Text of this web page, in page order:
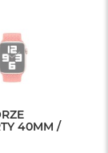
40MM /